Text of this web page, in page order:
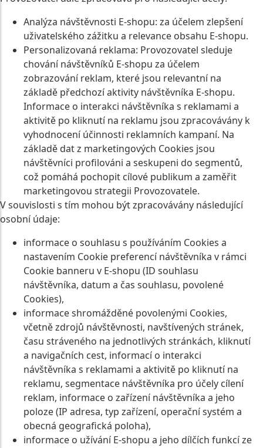
Analýza návštěvnosti E-shopu: za účelem zlepšení
uživatelského zážitku a relevance obsahu E‑shopu.
Personalizovaná reklama: Provozovatel sleduje
chování návštěvníků E-shopu za účelem
zobrazování reklam, které jsou relevantní na
základě předchozí aktivity návštěvníka E-shopu.
Informace o interakci návštěvníka s reklamami a
aktivitě po kliknutí na reklamu jsou zpracovávány k
vyhodnocení účinnosti reklamních kampaní. Na
základě dat z marketingových Cookies jsou
návštěvníci profilováni a seskupeni do segmentů,
což pomáhá pochopit cílové publikum a zaměřit
marketingovou strategii Provozovatele.
V souvislosti s tím mohou být zpracovávány následující
osobní údaje:
informace o souhlasu s používáním Cookies a
nastavením Cookie preferencí návštěvníka v rámci
Cookie banneru v E-shopu (ID souhlasu
návštěvníka, datum a čas souhlasu, povolené
Cookies),
informace shromážděné povolenými Cookies,
včetně zdrojů návštěvnosti, navštívených stránek,
času stráveného na jednotlivých stránkách, kliknutí
a navigačních cest, informací o interakci
návštěvníka s reklamami a aktivitě po kliknutí na
reklamu, segmentace návštěvníka pro účely cílení
reklam, informace o zařízení návštěvníka a jeho
poloze (IP adresa, typ zařízení, operační systém a
obecná geografická poloha),
informace o užívání E-shopu a jeho dílčích funkcí ze